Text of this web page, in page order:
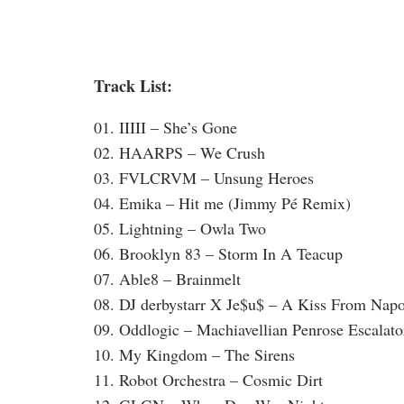
Track List:
01. IIIII – She’s Gone
02. HAARPS – We Crush
03. FVLCRVM – Unsung Heroes
04. Emika – Hit me (Jimmy Pé Remix)
05. Lightning – Owla Two
06. Brooklyn 83 – Storm In A Teacup
07. Able8 – Brainmelt
08. DJ derbystarr X Je$u$ – A Kiss From
09. Oddlogic – Machiavellian Penrose
10. My Kingdom – The Sirens
11. Robot Orchestra – Cosmic Dirt